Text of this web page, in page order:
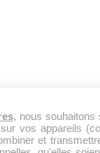
, nous souhaitons
vos appareils
et